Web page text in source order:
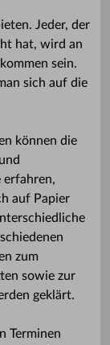
Jeder, der
hat, wird an
sein.
sich auf die
können die
erfahren,
auf Papier
zum
sowie zur
geklärt.
Terminen